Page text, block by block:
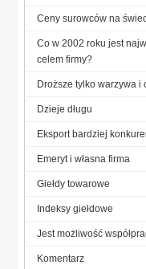
Ceny surowców na
Co w 2002 roku jest
celem firmy?
Droższe tylko warzywa i
Dzieje długu
Eksport bardziej
Emeryt i własna firma
Giełdy towarowe
Indeksy giełdowe
Jest możliwość
Komentarz